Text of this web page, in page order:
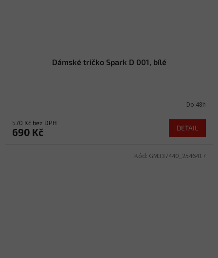
Dámské tričko Spark D 001, bílé
Do 48h
570 Kč bez DPH
690 Kč DETAIL
Kód: GM337440_2546417